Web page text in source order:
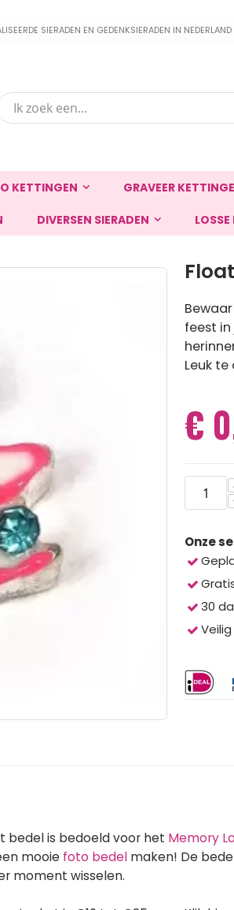
SIERADEN EN GEDENKSIERADEN IN NEDERLAND
KETTINGEN GRAVEER
DIVERSEN SIERADEN
feest
Leuk
€
Onze
30
bedel is bedoeld voor het Memory
mooie foto bedel maken! De
moment wisselen.